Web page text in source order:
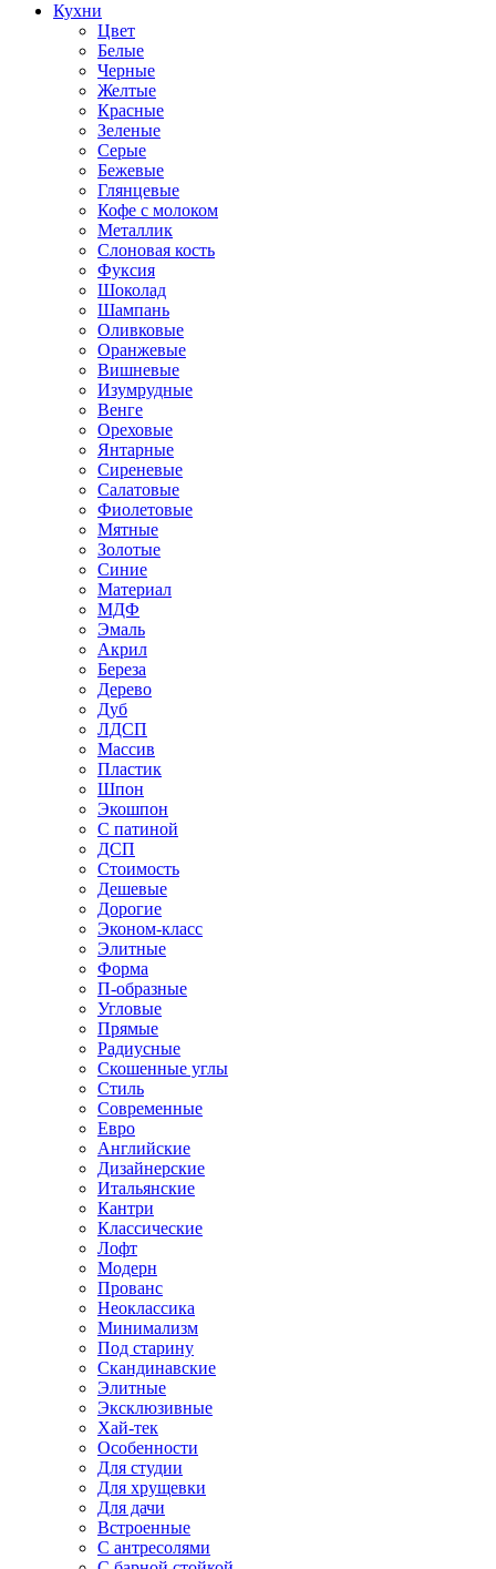
Кухни
Цвет
Белые
Черные
Желтые
Красные
Зеленые
Серые
Бежевые
Глянцевые
Кофе с молоком
Металлик
Слоновая кость
Фуксия
Шоколад
Шампань
Оливковые
Оранжевые
Вишневые
Изумрудные
Венге
Ореховые
Янтарные
Сиреневые
Салатовые
Фиолетовые
Мятные
Золотые
Синие
Материал
МДФ
Эмаль
Акрил
Береза
Дерево
Дуб
ЛДСП
Массив
Пластик
Шпон
Экошпон
С патиной
ДСП
Стоимость
Дешевые
Дорогие
Эконом-класс
Элитные
Форма
П-образные
Угловые
Прямые
Радиусные
Скошенные углы
Стиль
Современные
Евро
Английские
Дизайнерские
Итальянские
Кантри
Классические
Лофт
Модерн
Прованс
Неоклассика
Минимализм
Под старину
Скандинавские
Элитные
Эксклюзивные
Хай-тек
Особенности
Для студии
Для хрущевки
Для дачи
Встроенные
С антресолями